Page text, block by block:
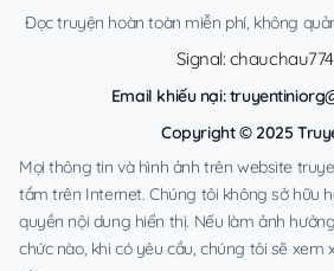
Đọc truyện hoàn toàn miễn phí, không
Signal:
Email khiếu nại:
Copyright © 2025
Mọi thông tin và hình ảnh trên website
tầm trên Internet. Chúng tôi không sở hữu
quyền nội dung hiển thị. Nếu làm ảnh
chức nào, khi có yêu cầu, chúng tôi sẽ xem